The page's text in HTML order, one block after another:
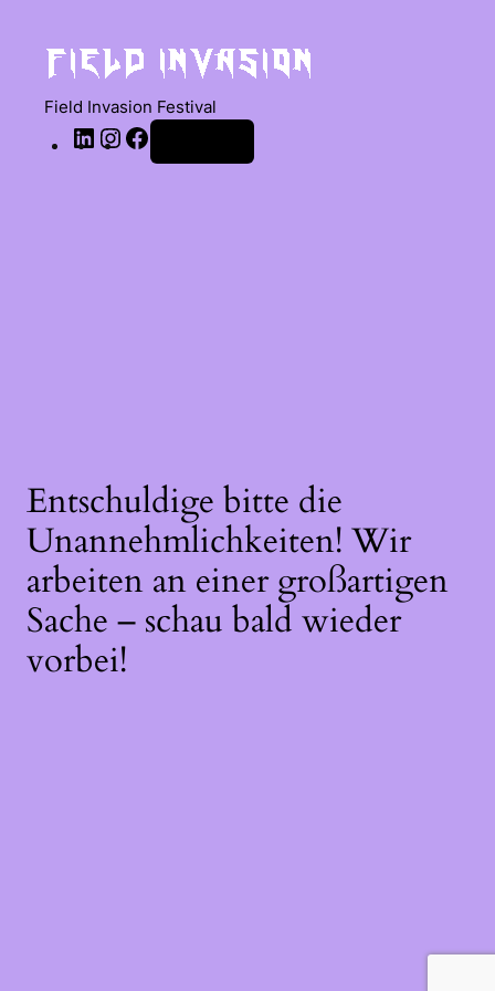
Field Invasion Festival
Entschuldige bitte die
Unannehmlichkeiten! Wir
arbeiten an einer großartigen
Sache – schau bald wieder
vorbei!